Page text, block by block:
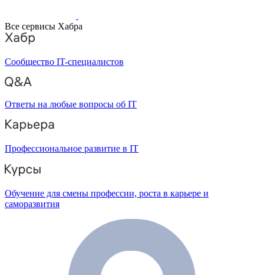
Все сервисы Хабра
Сообщество IT-специалистов
Ответы на любые вопросы об IT
Профессиональное развитие в IT
Обучение для смены профессии, роста в карьере и
саморазвития